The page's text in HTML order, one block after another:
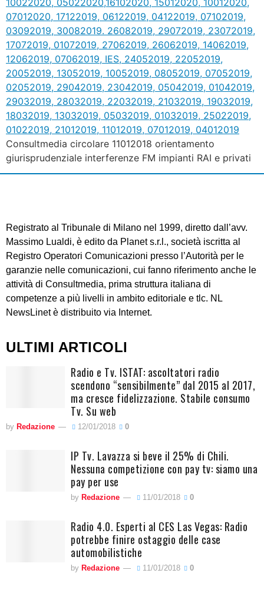
Consultmedia circolare 11012018 orientamento
giurisprudenziale interferenze FM impianti RAI e privati
Registrato al Tribunale di Milano nel 1999, diretto dall’avv.
Massimo Lualdi, è edito da Planet s.r.l., società iscritta al
Registro Operatori Comunicazioni presso l’Autorità per le
garanzie nelle comunicazioni, cui fanno riferimento anche le
attività di Consultmedia, prima struttura italiana di
competenze a più livelli in ambito editoriale e tlc. NL
NewsLinet è distribuito via Internet.
ULTIMI ARTICOLI
Radio e Tv. ISTAT: ascoltatori radio
scendono “sensibilmente” dal 2015 al 2017,
ma cresce fidelizzazione. Stabile consumo
Tv. Su web
by Redazione 12/01/2018 0
IP Tv. Lavazza si beve il 25% di Chili.
Nessuna competizione con pay tv: siamo una
pay per use
by Redazione 11/01/2018 0
Radio 4.0. Esperti al CES Las Vegas: Radio
potrebbe finire ostaggio delle case
automobilistiche
by Redazione 11/01/2018 0